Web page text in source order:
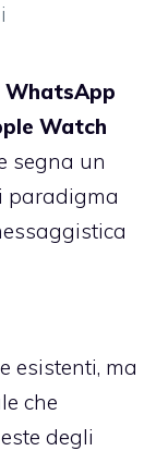
WhatsApp
Watch
segna un
paradigma
esistenti, ma
che
degli